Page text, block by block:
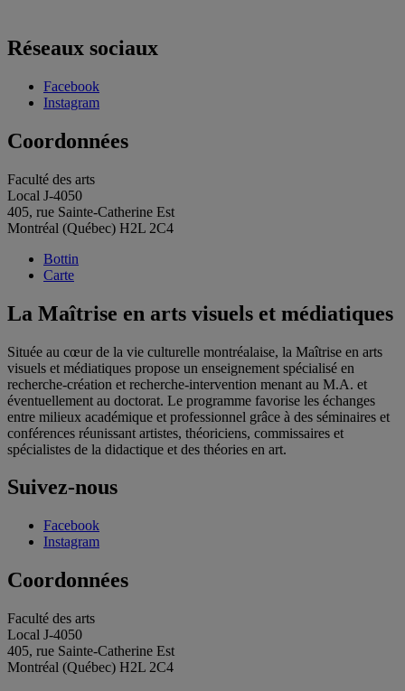
Réseaux sociaux
Facebook
Instagram
Coordonnées
Faculté des arts
Local J-4050
405, rue Sainte-Catherine Est
Montréal (Québec) H2L 2C4
Bottin
Carte
La Maîtrise en arts visuels et médiatiques
Située au cœur de la vie culturelle montréalaise, la Maîtrise en arts
visuels et médiatiques propose un enseignement spécialisé en
recherche-création et recherche-intervention menant au M.A. et
éventuellement au doctorat. Le programme favorise les échanges
entre milieux académique et professionnel grâce à des séminaires et
conférences réunissant artistes, théoriciens, commissaires et
spécialistes de la didactique et des théories en art.
Suivez-nous
Facebook
Instagram
Coordonnées
Faculté des arts
Local J-4050
405, rue Sainte-Catherine Est
Montréal (Québec) H2L 2C4